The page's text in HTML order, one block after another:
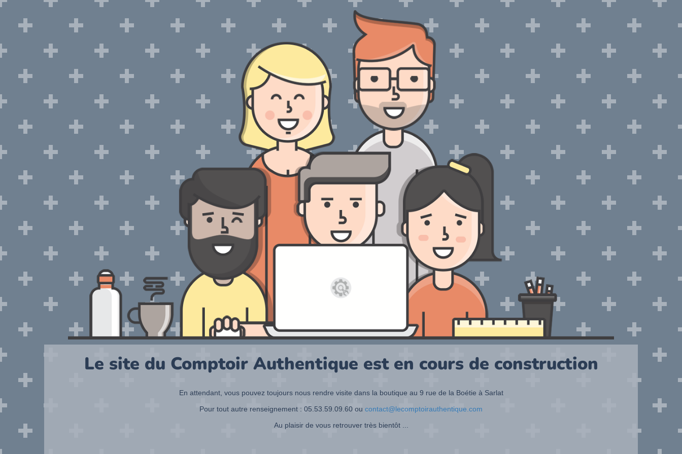
Le site du Comptoir Authentique est en cours de construction
En attendant, vous pouvez toujours nous rendre visite dans la boutique au 9 rue de la Boétie à Sarlat
Pour tout autre renseignement : 05.53.59.09.60 ou contact@lecomptoirauthentique.com
Au plaisir de vous retrouver très bientôt ...